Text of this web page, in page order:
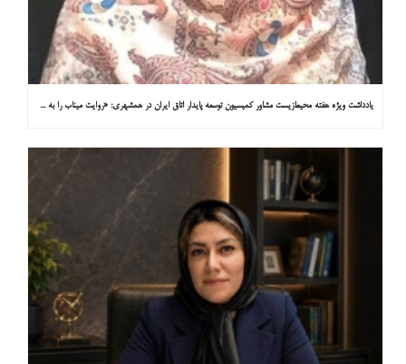
یادداشت ویژه هفته محیط‌زیست مشاور کمیسیون توسعه پایدار اتاق ایران در همشهری: «روایت میناب را به کاپ ۳۱ ببریم»